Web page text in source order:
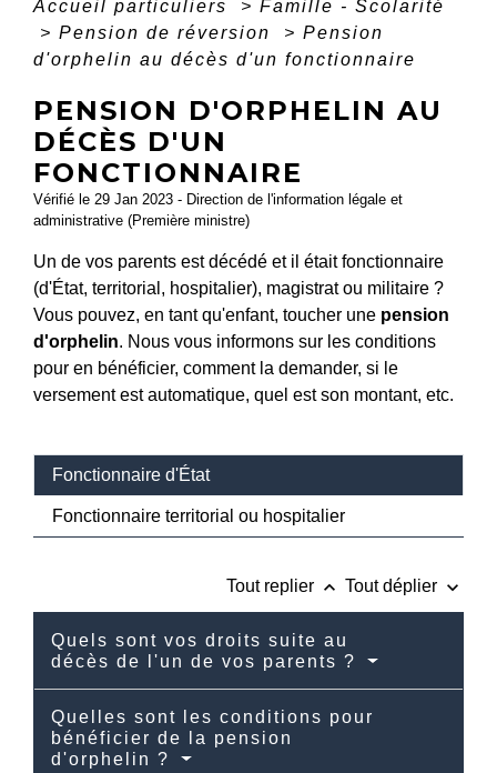
Accueil particuliers > Famille - Scolarité
> Pension de réversion > Pension
d'orphelin au décès d'un fonctionnaire
PENSION D'ORPHELIN AU
DÉCÈS D'UN
FONCTIONNAIRE
Vérifié le 29 Jan 2023 - Direction de l'information légale et
administrative (Première ministre)
Un de vos parents est décédé et il était fonctionnaire
(d'État, territorial, hospitalier), magistrat ou militaire ?
Vous pouvez, en tant qu'enfant, toucher une pension
d'orphelin. Nous vous informons sur les conditions
pour en bénéficier, comment la demander, si le
versement est automatique, quel est son montant, etc.
Fonctionnaire d'État
Fonctionnaire territorial ou hospitalier
Tout replier keyboard_arrow_up Tout déplier keyboard_arrow_down
Quels sont vos droits suite au
décès de l'un de vos parents ?
Quelles sont les conditions pour
bénéficier de la pension
d'orphelin ?